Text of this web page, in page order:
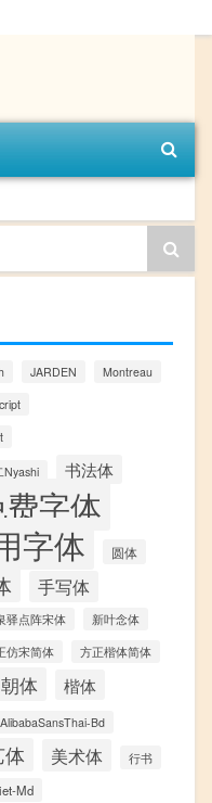
JARDEN
Montreau
Nyashi 书法体
字体
字体 圆体
手写体
驿点阵宋体
新叶念体
仿宋简体 方正楷体简体
体 楷体
Bd
美术体
行书
Md